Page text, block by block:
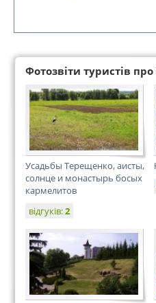
Фотозвіти туристів про
Усадьбы Терещенко, аисты,
солнце и монастырь босых
кармелитов
відгуків:2